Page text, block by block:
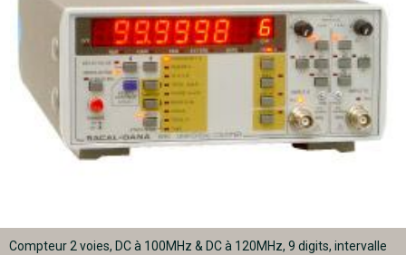
Compteur 2 voies, DC à 100MHz & DC à 120MHz, 9 digits, intervalle